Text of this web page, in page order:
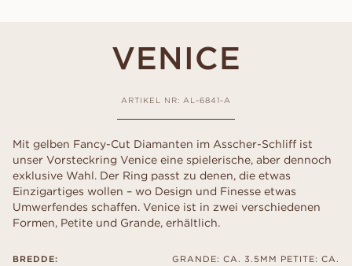
VENICE
ARTIKEL NR: AL-6841-A
Mit gelben Fancy-Cut Diamanten im Asscher-Schliff ist
unser Vorsteckring Venice eine spielerische, aber dennoch
exklusive Wahl. Der Ring passt zu denen, die etwas
Einzigartiges wollen – wo Design und Finesse etwas
Umwerfendes schaffen. Venice ist in zwei verschiedenen
Formen, Petite und Grande, erhältlich.
BREDDE:
GRANDE: CA. 3.5MM PETITE: CA.